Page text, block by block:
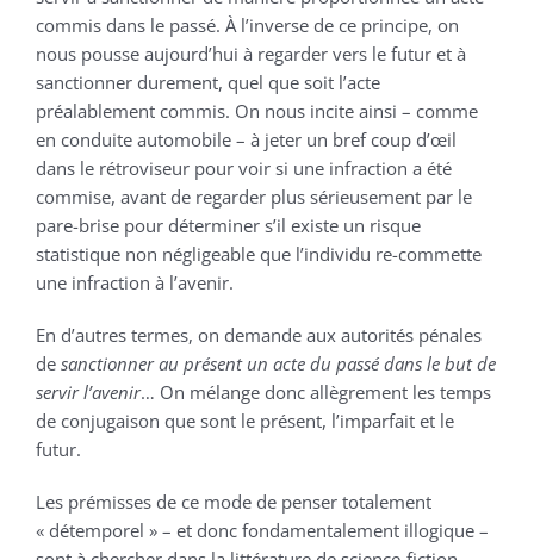
commis dans le passé. À l’inverse de ce principe, on
nous pousse aujourd’hui à regarder vers le futur et à
sanctionner durement, quel que soit l’acte
préalablement commis. On nous incite ainsi – comme
en conduite automobile – à jeter un bref coup d’œil
dans le rétroviseur pour voir si une infraction a été
commise, avant de regarder plus sérieusement par le
pare-brise pour déterminer s’il existe un risque
statistique non négligeable que l’individu re-commette
une infraction à l’avenir.
En d’autres termes, on demande aux autorités pénales
de sanctionner au présent un acte du passé dans le but de
servir l’avenir… On mélange donc allègrement les temps
de conjugaison que sont le présent, l’imparfait et le
futur.
Les prémisses de ce mode de penser totalement
« détemporel » – et donc fondamentalement illogique –